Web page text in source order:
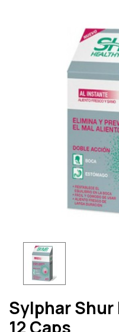
Sylphar
12 Caps